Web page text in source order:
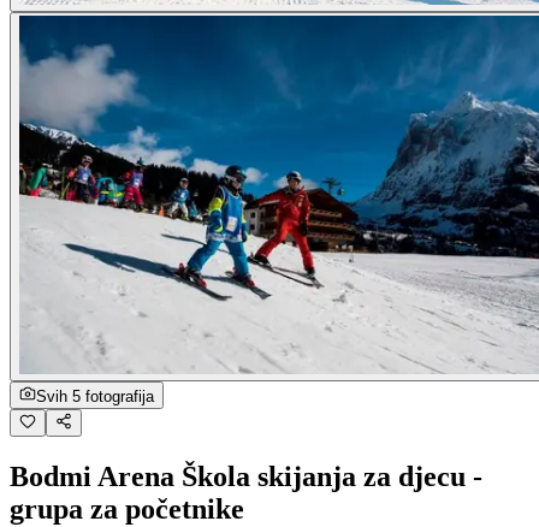
Svih 5 fotografija
Bodmi Arena Škola skijanja za djecu -
grupa za početnike